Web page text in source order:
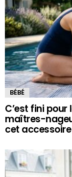
BÉBÉ
C’est fini pour
maîtres-
cet